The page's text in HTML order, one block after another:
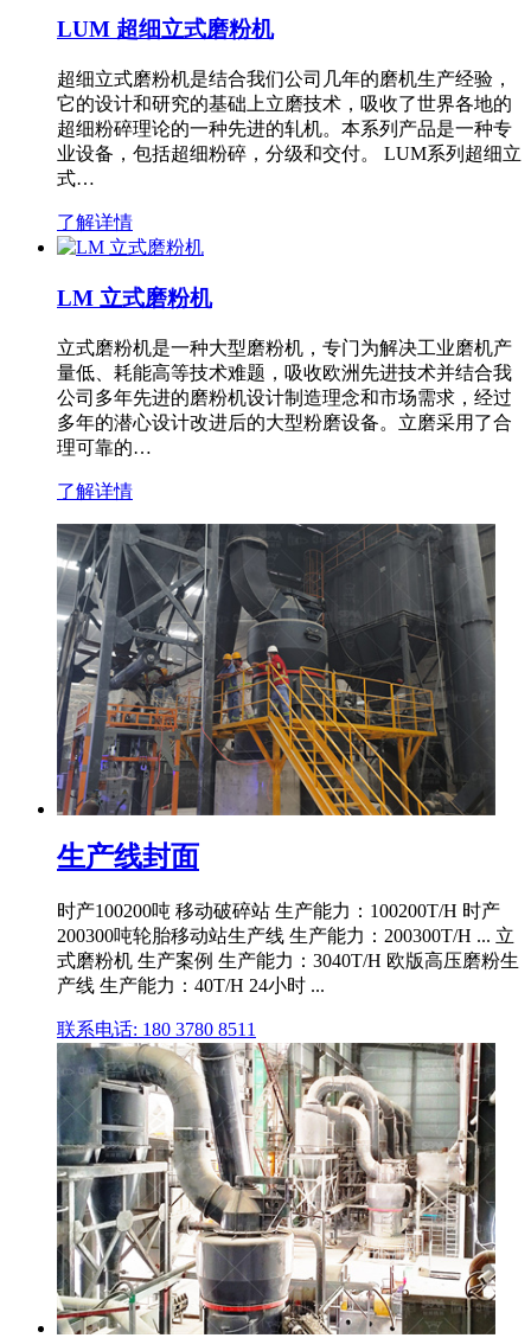
LUM 超细立式磨粉机
超细立式磨粉机是结合我们公司几年的磨机生产经验，
它的设计和研究的基础上立磨技术，吸收了世界各地的
超细粉碎理论的一种先进的轧机。本系列产品是一种专
业设备，包括超细粉碎，分级和交付。 LUM系列超细立
式…
了解详情
LM 立式磨粉机
立式磨粉机是一种大型磨粉机，专门为解决工业磨机产
量低、耗能高等技术难题，吸收欧洲先进技术并结合我
公司多年先进的磨粉机设计制造理念和市场需求，经过
多年的潜心设计改进后的大型粉磨设备。立磨采用了合
理可靠的…
了解详情
生产线封面
时产100200吨 移动破碎站 生产能力：100200T/H 时产
200300吨轮胎移动站生产线 生产能力：200300T/H ... 立
式磨粉机 生产案例 生产能力：3040T/H 欧版高压磨粉生
产线 生产能力：40T/H 24小时 ...
联系电话: 180 3780 8511